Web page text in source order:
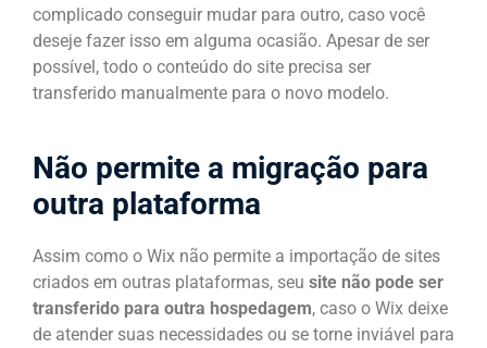
complicado conseguir mudar para outro, caso você
deseje fazer isso em alguma ocasião. Apesar de ser
possível, todo o conteúdo do site precisa ser
transferido manualmente para o novo modelo.
Não permite a migração para
outra plataforma
Assim como o Wix não permite a importação de sites
criados em outras plataformas, seu site não pode ser
transferido para outra hospedagem, caso o Wix deixe
de atender suas necessidades ou se torne inviável para